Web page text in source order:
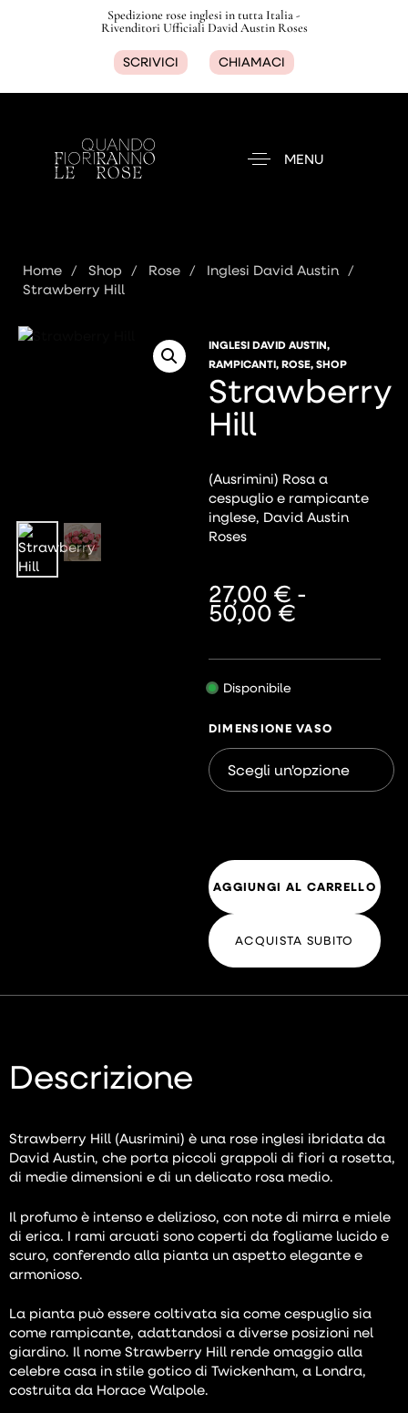
Spedizione rose inglesi in tutta Italia -
Rivenditori Ufficiali David Austin Roses
SCRIVICI CHIAMACI
MENU
Home Shop Rose
Inglesi David Austin
Strawberry Hill
INGLESI DAVID AUSTIN,
RAMPICANTI,ROSE,SHOP
Strawberry
Hill
(Ausrimini) Rosa a
cespuglio e rampicante
inglese, David Austin
Roses
27,00 € -
50,00 €
Disponibile
DIMENSIONE VASO
AGGIUNGI AL CARRELLO
ACQUISTA SUBITO
Descrizione
Strawberry Hill (Ausrimini) è una rose inglesi ibridata da
David Austin, che porta piccoli grappoli di fiori a rosetta,
di medie dimensioni e di un delicato rosa medio.
Il profumo è intenso e delizioso, con note di mirra e miele
di erica. I rami arcuati sono coperti da fogliame lucido e
scuro, conferendo alla pianta un aspetto elegante e
armonioso.
La pianta può essere coltivata sia come cespuglio sia
come rampicante, adattandosi a diverse posizioni nel
giardino. Il nome Strawberry Hill rende omaggio alla
celebre casa in stile gotico di Twickenham, a Londra,
costruita da Horace Walpole.